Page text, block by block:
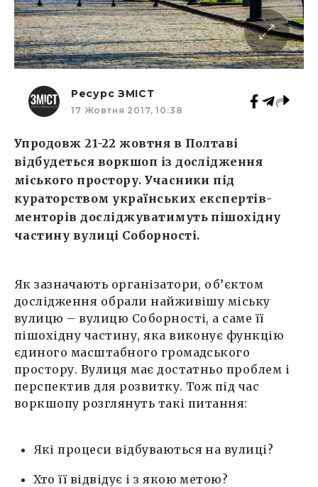
Ресурс ЗМІСТ
17 Жовтня 2017, 10:38
Упродовж 21-22 жовтня в Полтаві
відбудеться воркшоп із дослідження
міського простору. Учасники під
кураторством українських експертів-
менторів досліджуватимуть пішохідну
частину вулиці Соборності.
Як зазначають організатори, об’єктом
дослідження обрали найживішу міську
вулицю – вулицю Соборності, а саме її
пішохідну частину, яка виконує функцію
єдиного масштабного громадського
простору. Вулиця має достатньо проблем і
перспектив для розвитку. Тож під час
воркшопу розглянуть такі питання:
Які процеси відбуваються на вулиці?
Хто її відвідує і з якою метою?